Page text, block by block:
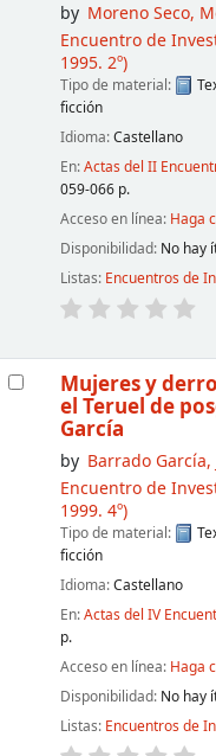
by Moreno Seco,
Encuentro de
1995. 2º)
Tipo de material:
ficción
Idioma:Castellano
En:Actas del II
059-066 p.
Acceso en línea: Haga
Disponibilidad: No hay
Listas: Encuentros de
Mujeres y
el Teruel de
García
by Barrado García,
Encuentro de
1999. 4º)
Tipo de material:
ficción
Idioma:Castellano
En:Actas del IV
p.
Acceso en línea: Haga
Disponibilidad: No hay
Listas: Encuentros de